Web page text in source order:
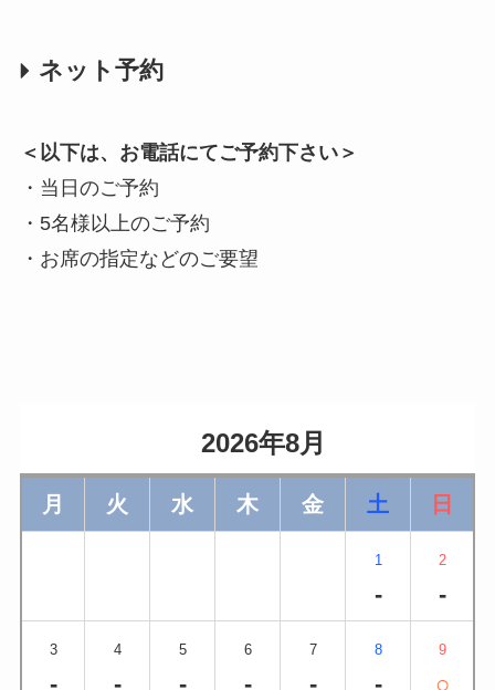
ネット予約
＜以下は、お電話にてご予約下さい＞
・当日のご予約
・5名様以上のご予約
・お席の指定などのご要望
                    2026年8月
月 火 水 木 金 土 日
1
-
2
-
3
-
4
-
5
-
6
-
7
-
8
-
9
○